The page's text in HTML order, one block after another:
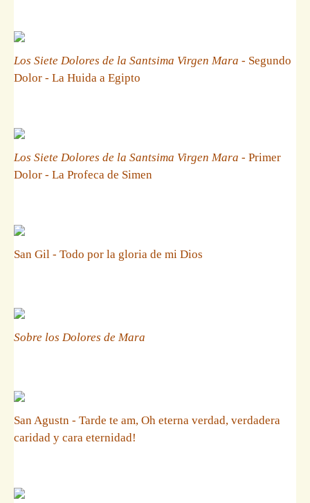
Los Siete Dolores de la Santsima Virgen Mara - Segundo
Dolor - La Huida a Egipto
Los Siete Dolores de la Santsima Virgen Mara - Primer
Dolor - La Profeca de Simen
San Gil - Todo por la gloria de mi Dios
Sobre los Dolores de Mara
San Agustn - Tarde te am, Oh eterna verdad, verdadera
caridad y cara eternidad!